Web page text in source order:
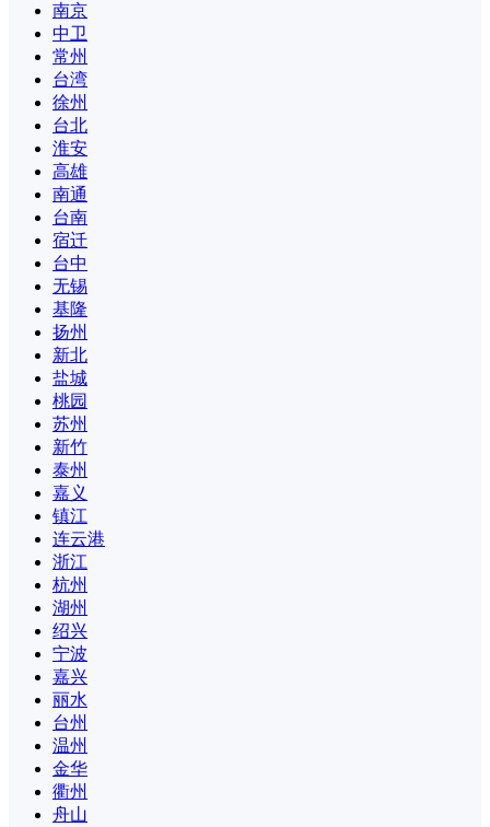
南京
中卫
常州
台湾
徐州
台北
淮安
高雄
南通
台南
宿迁
台中
无锡
基隆
扬州
新北
盐城
桃园
苏州
新竹
泰州
嘉义
镇江
连云港
浙江
杭州
湖州
绍兴
宁波
嘉兴
丽水
台州
温州
金华
衢州
舟山